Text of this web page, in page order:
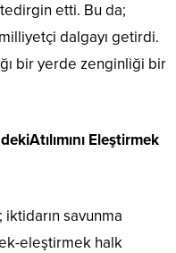
etti. Bu da;
dalgayı getirdi.
bir yerde zenginliği bir
Eleştirmek
savunma
eleştirmek halk